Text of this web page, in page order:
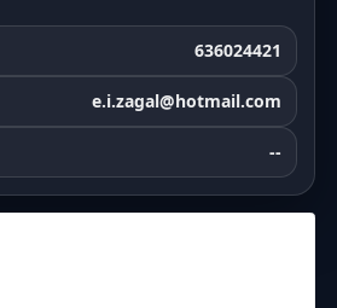
636024421
e.i.zagal@hotmail.com
--